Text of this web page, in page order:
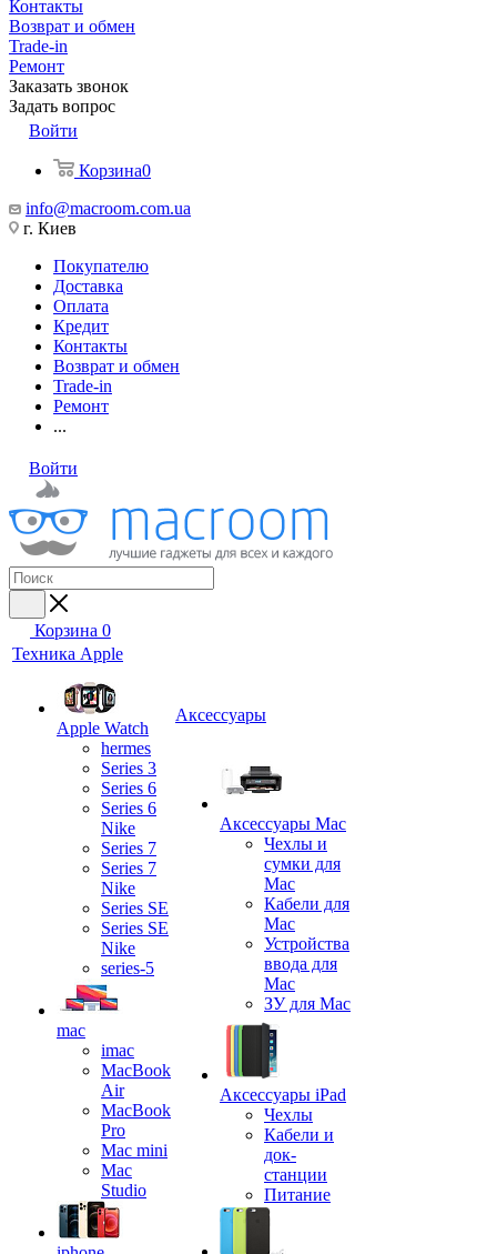
Контакты
Возврат и обмен
Trade-in
Ремонт
Заказать звонок
Задать вопрос
Войти
Корзина0
info@macroom.com.ua
г. Киев
Покупателю
Доставка
Оплата
Кредит
Контакты
Возврат и обмен
Trade-in
Ремонт
...
Войти
Корзина 0
Техника Apple
Apple Watch
hermes
Series 3
Series 6
Series 6
Nike
Series 7
Series 7
Nike
Series SE
Series SE
Nike
series-5
mac
imac
MacBook
Air
MacBook
Pro
Mac mini
Mac
Studio
Аксессуары
Аксессуары Mac
Чехлы и
сумки для
Mac
Кабели для
Mac
Устройства
ввода для
Mac
ЗУ для Mac
Аксессуары iPad
Чехлы
Кабели и
док-
станции
Питание